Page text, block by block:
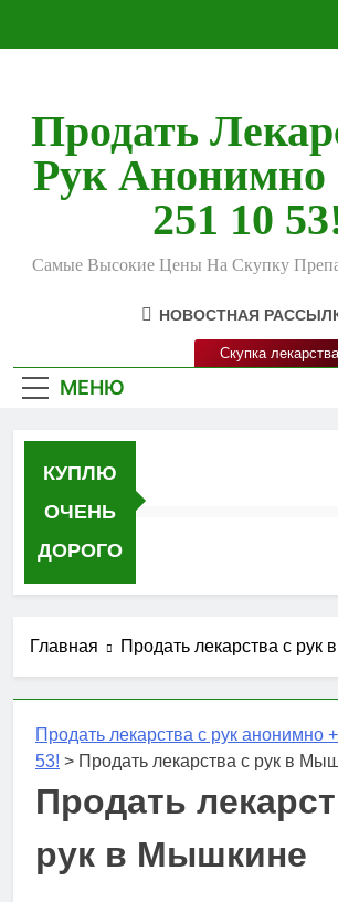
Продать
Рук Анонимно
251 10
Самые Высокие Цены На Скупку
НОВОСТНАЯ
МЕНЮ
Скупка
КУПЛЮ
ОЧЕНЬ
ДОРОГО
Главная Продать лекарства с рук
Продать лекарства с рук анонимно
53! > Продать лекарства с рук в
Продать
рук в Мышкине